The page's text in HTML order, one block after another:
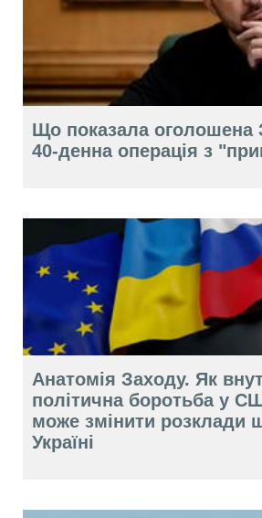
Що показала оголошена
40-денна операція з
Анатомія Заходу. Як
політична боротьба у
може змінити розклади
Україні